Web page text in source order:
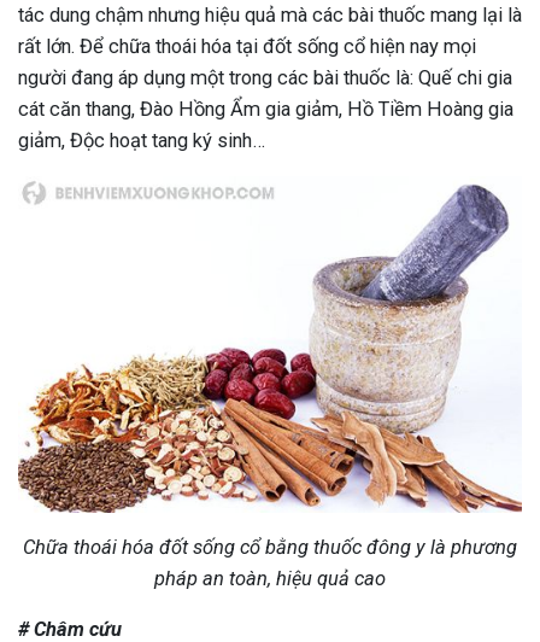
tác dung chậm nhưng hiệu quả mà các bài thuốc mang lại là
rất lớn. Để chữa thoái hóa tại đốt sống cổ hiện nay mọi
người đang áp dụng một trong các bài thuốc là: Quế chi gia
cát căn thang, Đào Hồng Ẩm gia giảm, Hồ Tiềm Hoàng gia
giảm, Độc hoạt tang ký sinh…
Chữa thoái hóa đốt sống cổ bằng thuốc đông y là phương
pháp an toàn, hiệu quả cao
# Châm cứu